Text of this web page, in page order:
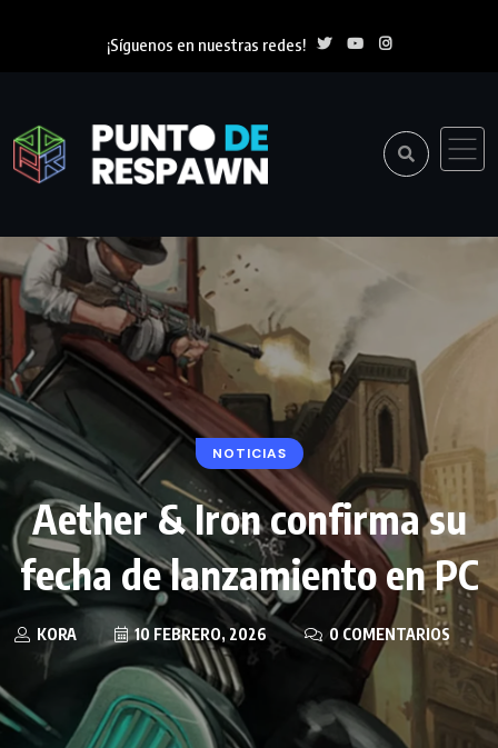
¡Síguenos en nuestras redes!
NOTICIAS
Aether & Iron confirma su
fecha de lanzamiento en PC
KORA 10 FEBRERO, 2026 0 COMENTARIOS